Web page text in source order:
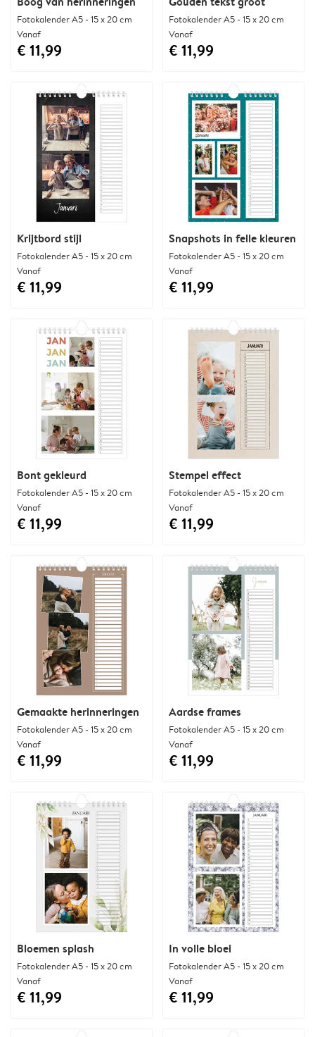
Fotokalender A5 - 15 x 20 cm
Vanaf
€ 11,99
Fotokalender A5 - 15 x 20 cm
Vanaf
€ 11,99
Krijtbord stijl
Fotokalender A5 - 15 x 20 cm
Vanaf
€ 11,99
Snapshots in felle kleuren
Fotokalender A5 - 15 x 20 cm
Vanaf
€ 11,99
Bont gekleurd
Fotokalender A5 - 15 x 20 cm
Vanaf
€ 11,99
Stempel effect
Fotokalender A5 - 15 x 20 cm
Vanaf
€ 11,99
Gemaakte herinneringen
Fotokalender A5 - 15 x 20 cm
Vanaf
€ 11,99
Aardse frames
Fotokalender A5 - 15 x 20 cm
Vanaf
€ 11,99
Bloemen splash
Fotokalender A5 - 15 x 20 cm
Vanaf
€ 11,99
In volle bloei
Fotokalender A5 - 15 x 20 cm
Vanaf
€ 11,99